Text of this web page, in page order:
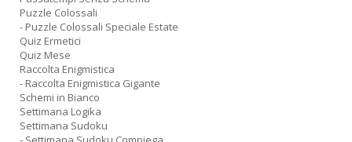
Puzzle Colossali
- Puzzle Colossali Speciale Estate
Quiz Ermetici
Quiz Mese
Raccolta Enigmistica
- Raccolta Enigmistica Gigante
Schemi in Bianco
Settimana Logika
Settimana Sudoku